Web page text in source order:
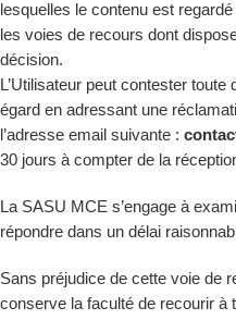
lesquelles le contenu est
les voies de recours dont
décision.
L’Utilisateur peut contester
égard en adressant une
l’adresse email suivante :
30 jours à compter de la
La SASU MCE s’engage à
répondre dans un délai
Sans préjudice de cette voie de
conserve la faculté de recourir à